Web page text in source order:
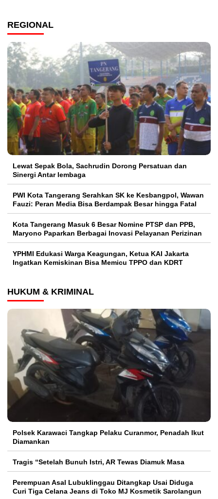
REGIONAL
Lewat Sepak Bola, Sachrudin Dorong Persatuan dan
Sinergi Antar lembaga
PWI Kota Tangerang Serahkan SK ke Kesbangpol, Wawan
Fauzi: Peran Media Bisa Berdampak Besar hingga Fatal
Kota Tangerang Masuk 6 Besar Nomine PTSP dan PPB,
Maryono Paparkan Berbagai Inovasi Pelayanan Perizinan
YPHMI Edukasi Warga Keagungan, Ketua KAI Jakarta
Ingatkan Kemiskinan Bisa Memicu TPPO dan KDRT
HUKUM & KRIMINAL
Polsek Karawaci Tangkap Pelaku Curanmor, Penadah Ikut
Diamankan
Tragis “Setelah Bunuh Istri, AR Tewas Diamuk Masa
Perempuan Asal Lubuklinggau Ditangkap Usai Diduga
Curi Tiga Celana Jeans di Toko MJ Kosmetik Sarolangun